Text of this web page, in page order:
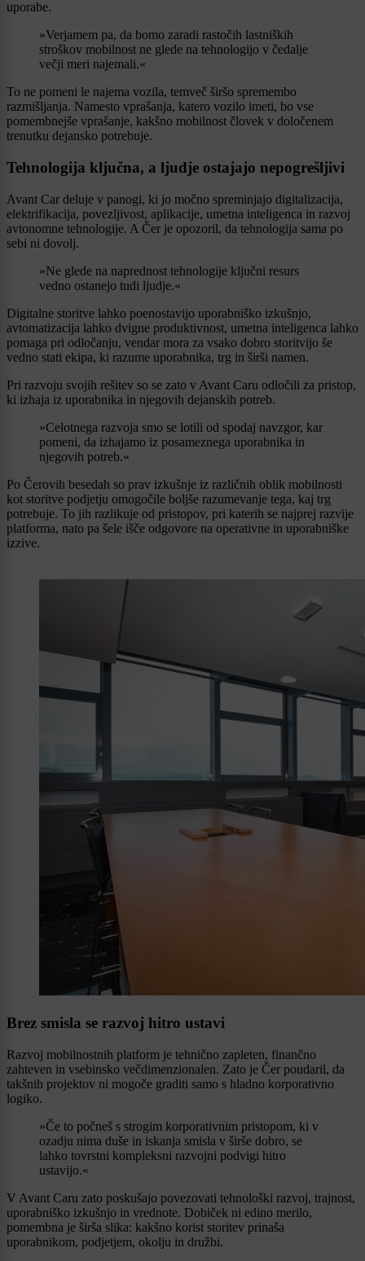
uporabe.
»Verjamem pa, da bomo zaradi rastočih lastniških
stroškov mobilnost ne glede na tehnologijo v čedalje
večji meri najemali.«
To ne pomeni le najema vozila, temveč širšo spremembo
razmišljanja. Namesto vprašanja, katero vozilo imeti, bo vse
pomembnejše vprašanje, kakšno mobilnost človek v določenem
trenutku dejansko potrebuje.
Tehnologija ključna, a ljudje ostajajo nepogrešljivi
Avant Car deluje v panogi, ki jo močno spreminjajo digitalizacija,
elektrifikacija, povezljivost, aplikacije, umetna inteligenca in razvoj
avtonomne tehnologije. A Čer je opozoril, da tehnologija sama po
sebi ni dovolj.
»Ne glede na naprednost tehnologije ključni resurs
vedno ostanejo tudi ljudje.«
Digitalne storitve lahko poenostavijo uporabniško izkušnjo,
avtomatizacija lahko dvigne produktivnost, umetna inteligenca lahko
pomaga pri odločanju, vendar mora za vsako dobro storitvijo še
vedno stati ekipa, ki razume uporabnika, trg in širši namen.
Pri razvoju svojih rešitev so se zato v Avant Caru odločili za pristop,
ki izhaja iz uporabnika in njegovih dejanskih potreb.
»Celotnega razvoja smo se lotili od spodaj navzgor, kar
pomeni, da izhajamo iz posameznega uporabnika in
njegovih potreb.«
Po Čerovih besedah so prav izkušnje iz različnih oblik mobilnosti
kot storitve podjetju omogočile boljše razumevanje tega, kaj trg
potrebuje. To jih razlikuje od pristopov, pri katerih se najprej razvije
platforma, nato pa šele išče odgovore na operativne in uporabniške
izzive.
Brez smisla se razvoj hitro ustavi
Razvoj mobilnostnih platform je tehnično zapleten, finančno
zahteven in vsebinsko večdimenzionalen. Zato je Čer poudaril, da
takšnih projektov ni mogoče graditi samo s hladno korporativno
logiko.
»Če to počneš s strogim korporativnim pristopom, ki v
ozadju nima duše in iskanja smisla v širše dobro, se
lahko tovrstni kompleksni razvojni podvigi hitro
ustavijo.«
V Avant Caru zato poskušajo povezovati tehnološki razvoj, trajnost,
uporabniško izkušnjo in vrednote. Dobiček ni edino merilo,
pomembna je širša slika: kakšno korist storitev prinaša
uporabnikom, podjetjem, okolju in družbi.